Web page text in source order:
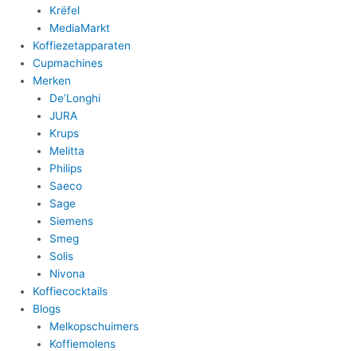
Krëfel
MediaMarkt
Koffiezetapparaten
Cupmachines
Merken
De’Longhi
JURA
Krups
Melitta
Philips
Saeco
Sage
Siemens
Smeg
Solis
Nivona
Koffiecocktails
Blogs
Melkopschuimers
Koffiemolens